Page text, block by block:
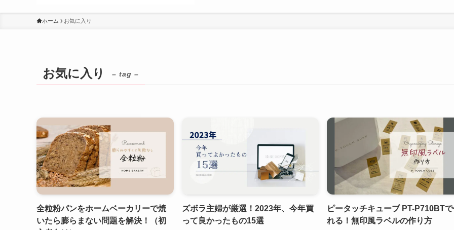
ホーム お気に入り
お気に入り – tag –
全粒粉パンをホームベーカリーで焼
いたら膨らまない問題を解決！（初
ズボラ主婦が厳選！2023年、今年買
って良かったもの15選
ピータッチキューブ PT-P710BT
れる！無印風ラベルの作り方